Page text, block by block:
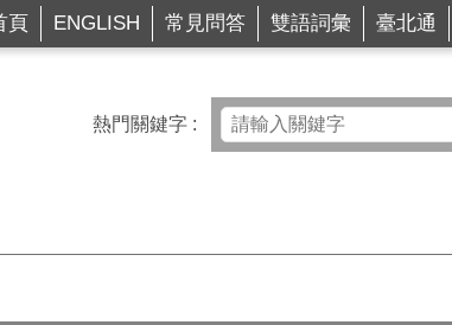
頁 ENGLISH 常見問答 雙語詞彙 臺北通
熱門關鍵字